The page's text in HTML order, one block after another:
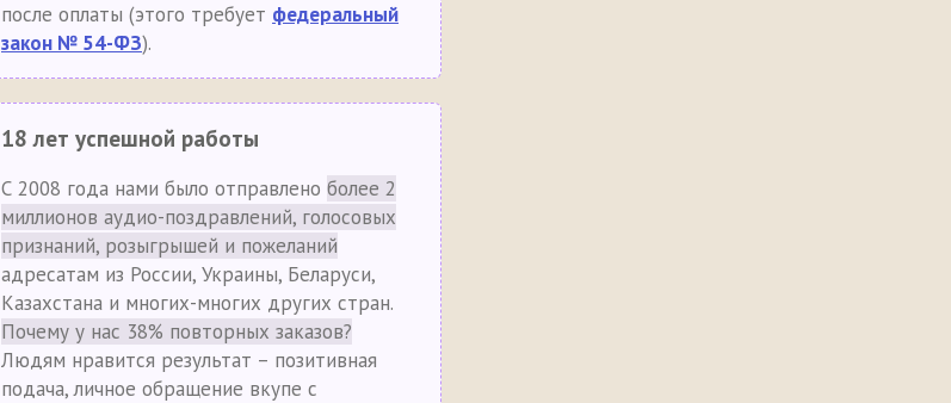
после оплаты (этого требует федеральный
закон № 54-ФЗ).
18 лет успешной работы
С 2008 года нами было отправлено более 2
миллионов аудио-поздравлений, голосовых
признаний, розыгрышей и пожеланий
адресатам из России, Украины, Беларуси,
Казахстана и многих-многих других стран.
Почему у нас 38% повторных заказов?
Людям нравится результат – позитивная
подача, личное обращение вкупе с